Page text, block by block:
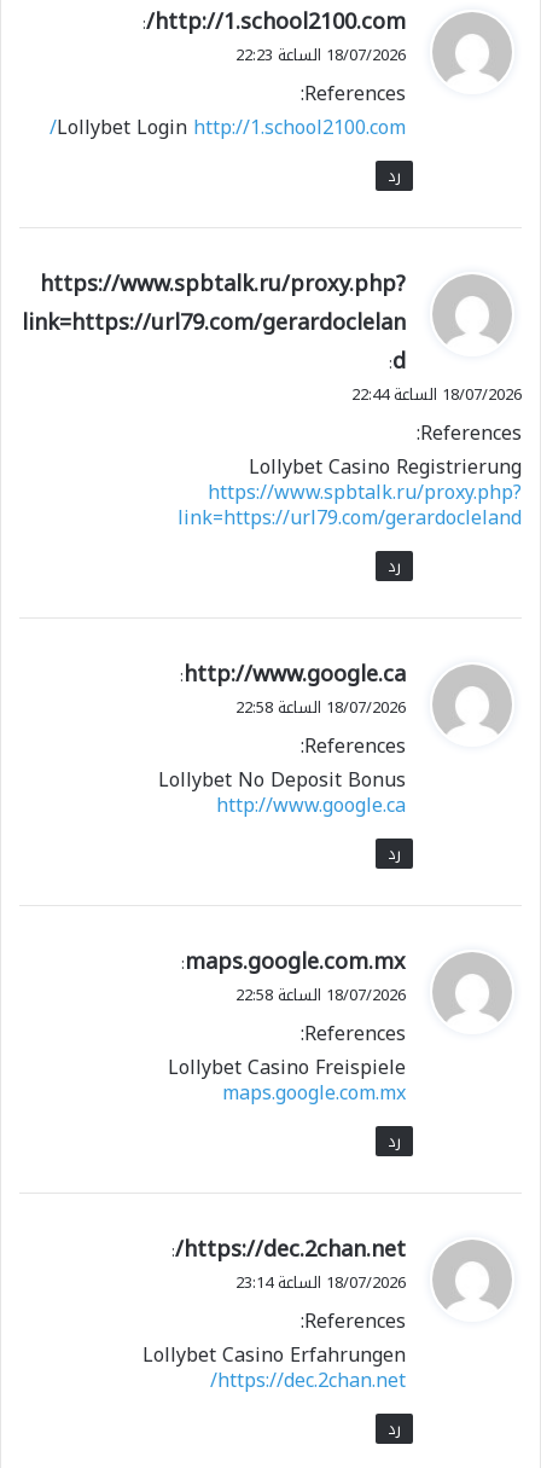
ي
ق
ل
http://1.school2100.com/
:
18/07/2026 الساعة 22:23
References:
Lollybet Loginhttp://1.school2100.com/
رد
ي
و
ل
https://www.spbtalk.ru/proxy.php?
link=https://url79.com/gerardoclelan
d
:
18/07/2026 الساعة 22:44
References:
Lollybet Casino Registrierung
https://www.spbtalk.ru/proxy.php?
link=https://url79.com/gerardocleland
رد
ي
ق
ل
http://www.google.ca
:
18/07/2026 الساعة 22:58
References:
Lollybet No Deposit Bonus
http://www.google.ca
رد
ي
ق
ل
maps.google.com.mx
:
18/07/2026 الساعة 22:58
References:
Lollybet Casino Freispiele
maps.google.com.mx
رد
ي
ق
ل
https://dec.2chan.net/
:
18/07/2026 الساعة 23:14
References:
Lollybet Casino Erfahrungen
https://dec.2chan.net/
رد